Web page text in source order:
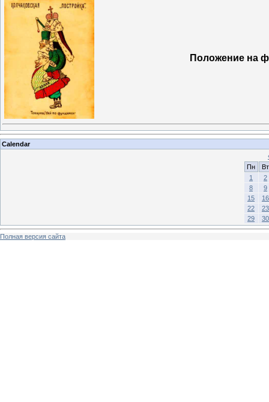
Положение на
Calendar
Пн
Вт
1
2
8
9
15
16
22
23
29
30
Полная версия сайта